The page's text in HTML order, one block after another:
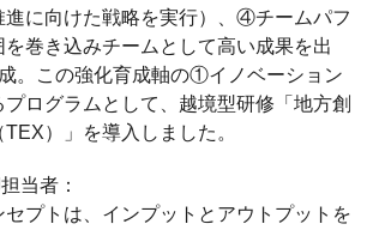
進に向けた戦略を実行）、④チームパフ
を巻き込みチームとして高い成果を出
。この強化育成軸の①イノベーション
ログラムとして、越境型研修「地方創
）」を導入しました。
当者：
セプトは、インプットとアウトプットを